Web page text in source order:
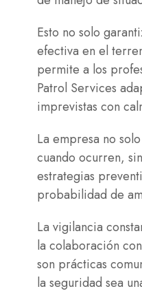
Esto no solo
efectiva en el
permite a los
Patrol Services
imprevistas con
La empresa no
cuando ocurren,
estrategias
probabilidad de
La vigilancia
la colaboración
son prácticas
la seguridad sea